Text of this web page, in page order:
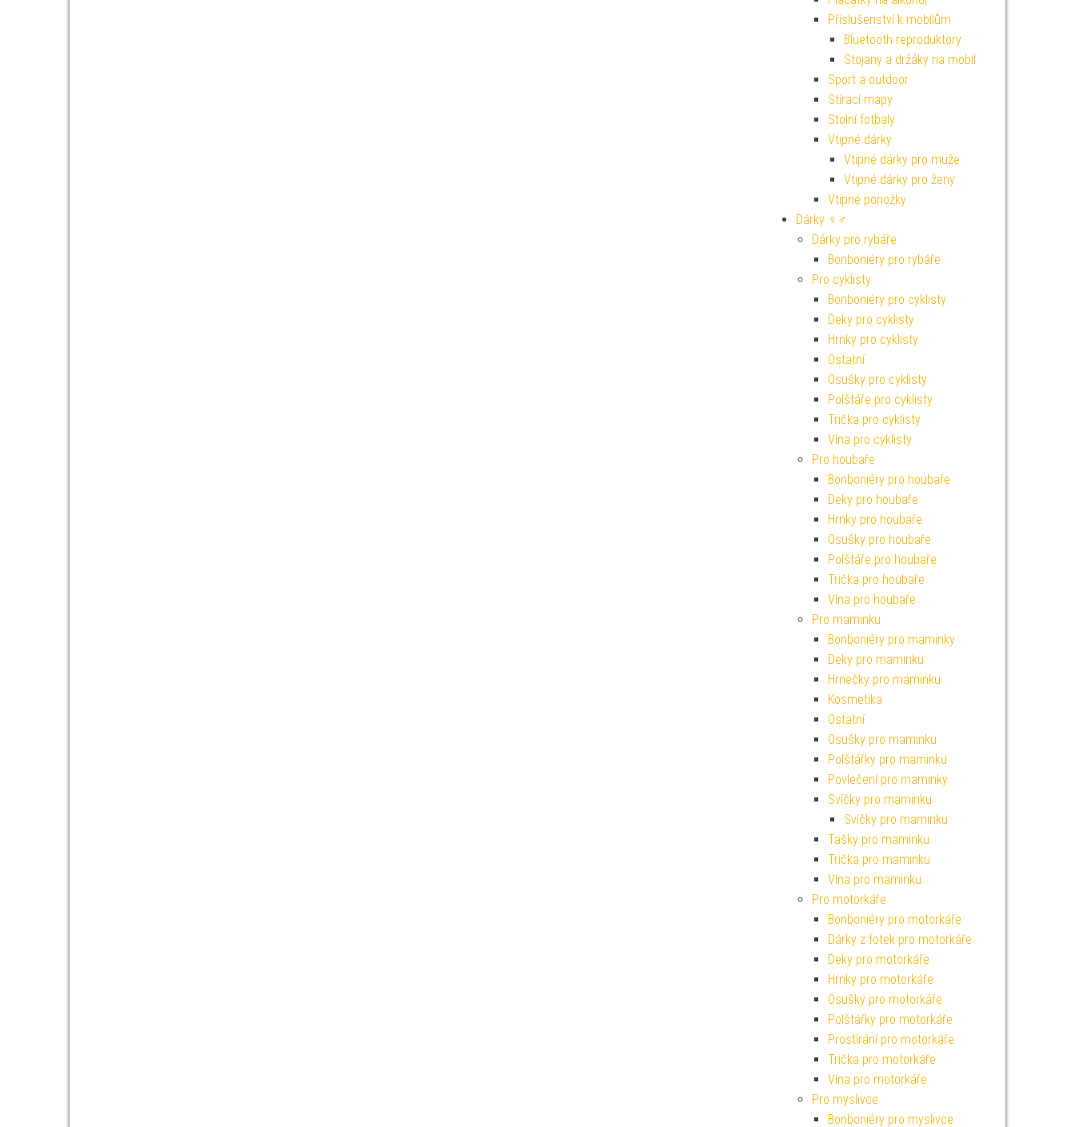
Příslušenství k mobilům
Bluetooth reproduktory
Stojany a držáky na mobil
Sport a outdoor
Stírací mapy
Stolní fotbaly
Vtipné dárky
Vtipné dárky pro muže
Vtipné dárky pro ženy
Vtipné ponožky
Dárky ♀♂
Dárky pro rybáře
Bonboniéry pro rybáře
Pro cyklisty
Bonboniéry pro cyklisty
Deky pro cyklisty
Hrnky pro cyklisty
Ostatní
Osušky pro cyklisty
Polštáře pro cyklisty
Trička pro cyklisty
Vína pro cyklisty
Pro houbaře
Bonboniéry pro houbaře
Deky pro houbaře
Hrnky pro houbaře
Osušky pro houbaře
Polštáře pro houbaře
Trička pro houbaře
Vína pro houbaře
Pro maminku
Bonboniéry pro maminky
Deky pro maminku
Hrnečky pro maminku
Kosmetika
Ostatní
Osušky pro maminku
Polštářky pro maminku
Povlečení pro maminky
Svíčky pro maminku
Svíčky pro maminku
Tašky pro maminku
Trička pro maminku
Vína pro maminku
Pro motorkáře
Bonboniéry pro motorkáře
Dárky z fotek pro motorkáře
Deky pro motorkáře
Hrnky pro motorkáře
Osušky pro motorkáře
Polštářky pro motorkáře
Prostírání pro motorkáře
Trička pro motorkáře
Vína pro motorkáře
Pro myslivce
Bonboniéry pro myslivce